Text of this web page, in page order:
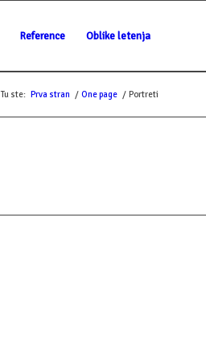
Reference Oblike letenja
Tu ste: Prva stran / One page / Portreti